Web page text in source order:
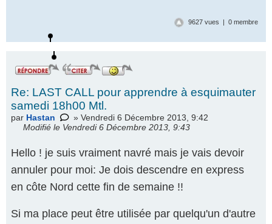
9627 vues | 0 membre
Re: LAST CALL pour apprendre à esquimauter
samedi 18h00 Mtl.
par Hastan
» Vendredi 6 Décembre 2013, 9:42
Modifié le Vendredi 6 Décembre 2013, 9:43
Hello ! je suis vraiment navré mais je vais devoir
annuler pour moi: Je dois descendre en express
en côte Nord cette fin de semaine !!
Si ma place peut être utilisée par quelqu'un d'autre